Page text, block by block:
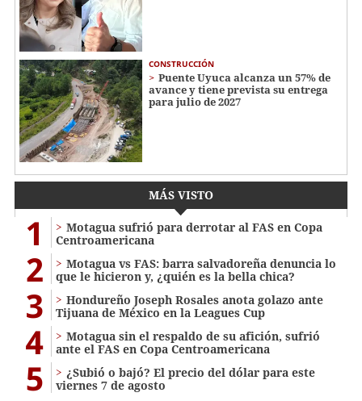
CONSTRUCCIÓN
Puente Uyuca alcanza un 57% de
avance y tiene prevista su entrega
para julio de 2027
MÁS VISTO
1
Motagua sufrió para derrotar al FAS en Copa
Centroamericana
2
Motagua vs FAS: barra salvadoreña denuncia lo
que le hicieron y, ¿quién es la bella chica?
3
Hondureño Joseph Rosales anota golazo ante
Tijuana de México en la Leagues Cup
4
Motagua sin el respaldo de su afición, sufrió
ante el FAS en Copa Centroamericana
5
¿Subió o bajó? El precio del dólar para este
viernes 7 de agosto